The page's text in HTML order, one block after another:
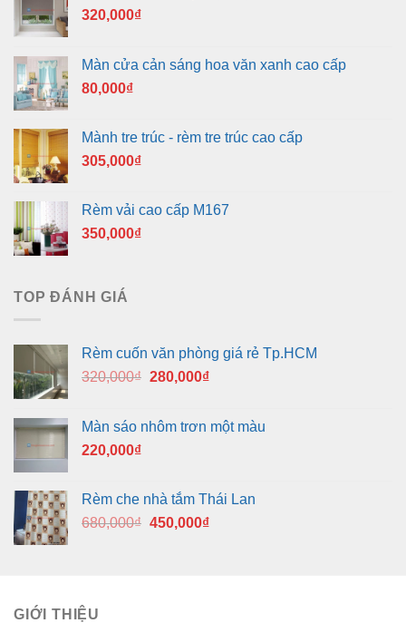
320,000₫
Màn cửa cản sáng hoa văn xanh cao cấp
80,000₫
Mành tre trúc - rèm tre trúc cao cấp
305,000₫
Rèm vải cao cấp M167
350,000₫
TOP ĐÁNH GIÁ
Rèm cuốn văn phòng giá rẻ Tp.HCM
320,000₫ Giá
320,000₫.
280,000₫Giá
là:
Màn sáo nhôm trơn một màu
220,000₫
Rèm che nhà tắm Thái Lan
680,000₫ Giá
450,000₫Giá
GIỚI THIỆU